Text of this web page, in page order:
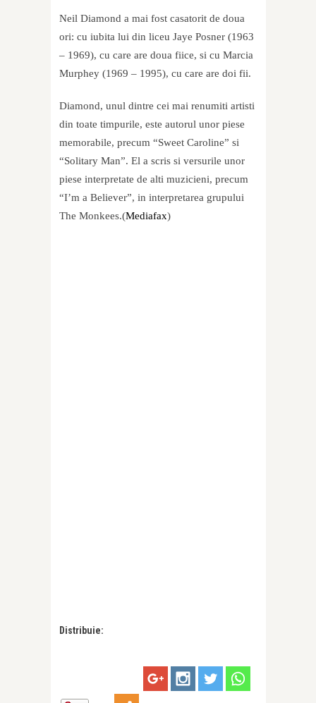
Neil Diamond a mai fost casatorit de doua
ori: cu iubita lui din liceu Jaye Posner (1963
– 1969), cu care are doua fiice, si cu Marcia
Murphey (1969 – 1995), cu care are doi fii.
Diamond, unul dintre cei mai renumiti artisti
din toate timpurile, este autorul unor piese
memorabile, precum “Sweet Caroline” si
“Solitary Man”. El a scris si versurile unor
piese interpretate de alti muzicieni, precum
“I’m a Believer”, in interpretarea grupului
The Monkees.(Mediafax)
Distribuie: